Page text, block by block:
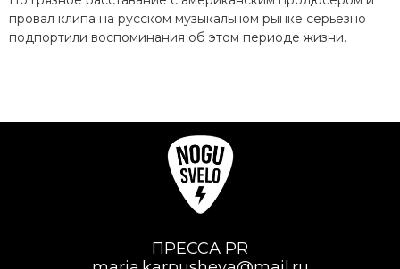
провал клипа на русском музыкальном рынке серьезно
подпортили воспоминания об этом периоде жизни.
ПРЕССА PR